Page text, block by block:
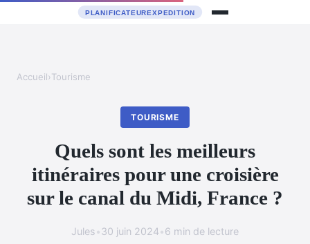
Accueil›Tourisme
TOURISME
Quels sont les meilleurs
itinéraires pour une croisière
sur le canal du Midi, France ?
Jules•30 juin 2024•6 min de lecture